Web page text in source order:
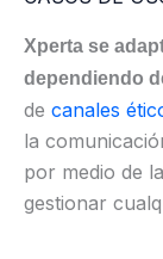
Xperta se
dependiendo
de canales
la
por medio de
gestionar